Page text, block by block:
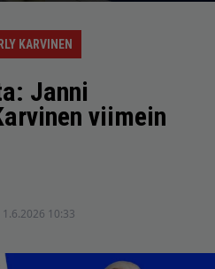
KARVINEN
Janni
viimein
1.6.2026 10:33